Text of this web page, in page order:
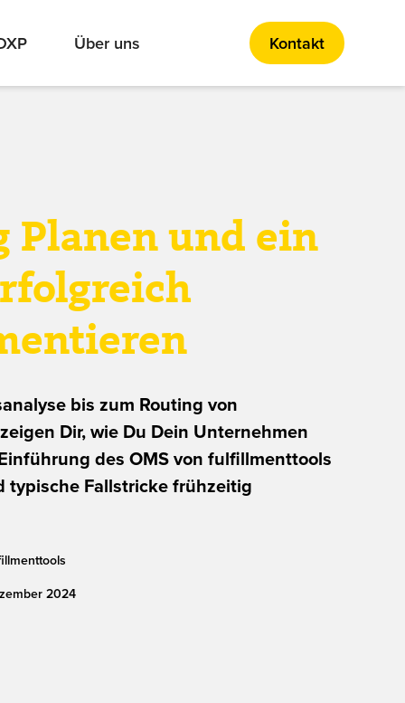
Über uns Kontakt
Planen und ein
bis zum Routing von
Dir, wie Du Dein Unternehmen
des OMS von fulfillmenttools
typische Fallstricke frühzeitig
2024